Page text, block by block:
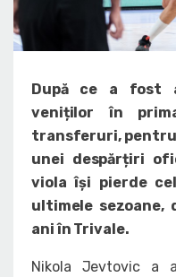
După ce a fost
veniților în
transferuri, pentru
unei despărțiri
viola își pierde
ultimele sezoane,
ani în Trivale.
Nikola Jevtovic a